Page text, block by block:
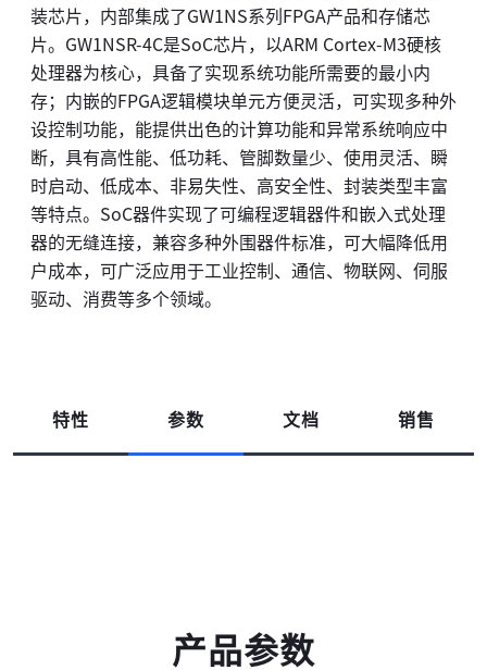
装芯片，内部集成了GW1NS系列FPGA产品和存储芯
片。GW1NSR-4C是SoC芯片，以ARM Cortex-M3硬核
处理器为核心，具备了实现系统功能所需要的最小内
存；内嵌的FPGA逻辑模块单元方便灵活，可实现多种外
设控制功能，能提供出色的计算功能和异常系统响应中
断，具有高性能、低功耗、管脚数量少、使用灵活、瞬
时启动、低成本、非易失性、高安全性、封装类型丰富
等特点。SoC器件实现了可编程逻辑器件和嵌入式处理
器的无缝连接，兼容多种外围器件标准，可大幅降低用
户成本，可广泛应用于工业控制、通信、物联网、伺服
驱动、消费等多个领域。
特性 参数 文档 销售
产品参数